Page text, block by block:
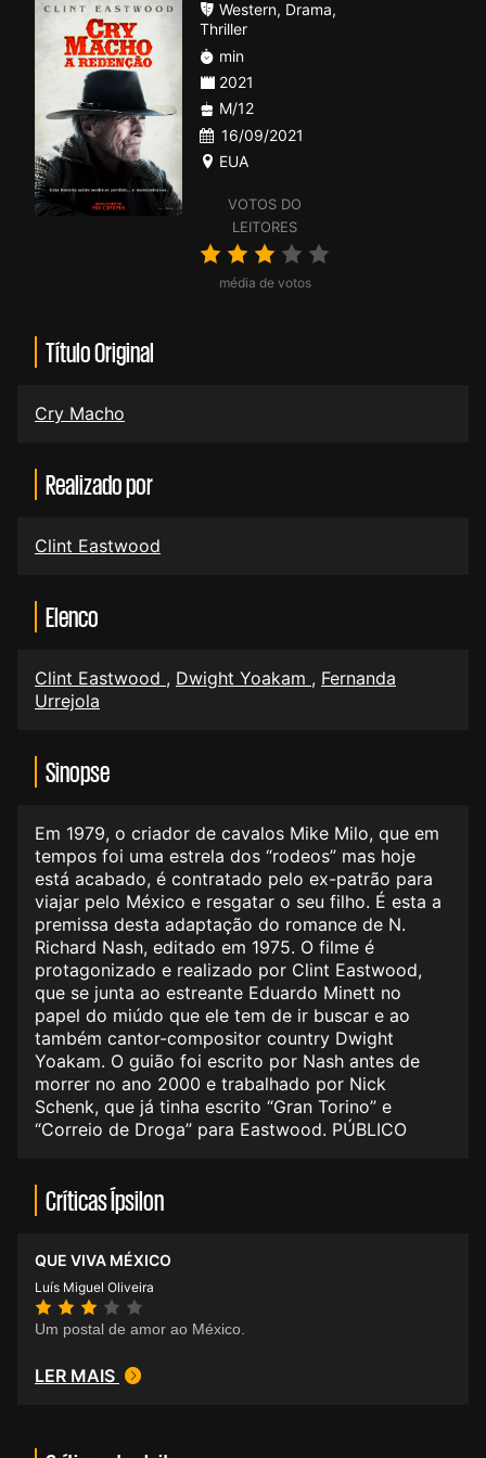
VOTOS DO
LEITORES
média de votos
Western, Drama,
Thriller
min
2021
M/12
16/09/2021
EUA
Título Original
Cry Macho
Realizado por
Clint Eastwood
Elenco
Clint Eastwood , Dwight Yoakam , Fernanda
Urrejola
Sinopse
Em 1979, o criador de cavalos Mike Milo, que em
tempos foi uma estrela dos “rodeos” mas hoje
está acabado, é contratado pelo ex-patrão para
viajar pelo México e resgatar o seu filho. É esta a
premissa desta adaptação do romance de N.
Richard Nash, editado em 1975. O filme é
protagonizado e realizado por Clint Eastwood,
que se junta ao estreante Eduardo Minett no
papel do miúdo que ele tem de ir buscar e ao
também cantor-compositor country Dwight
Yoakam. O guião foi escrito por Nash antes de
morrer no ano 2000 e trabalhado por Nick
Schenk, que já tinha escrito “Gran Torino” e
“Correio de Droga” para Eastwood. PÚBLICO
Críticas Ípsilon
QUE VIVA MÉXICO
Luís Miguel Oliveira
Um postal de amor ao México.
LER MAIS